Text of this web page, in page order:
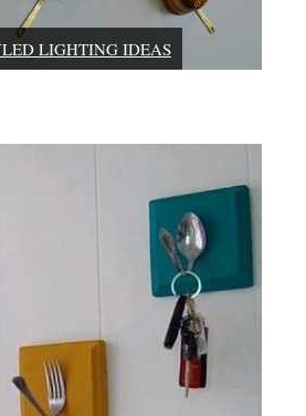
LIGHTING IDEAS